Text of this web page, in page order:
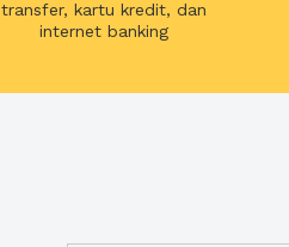
transfer, kartu kredit, dan
internet banking